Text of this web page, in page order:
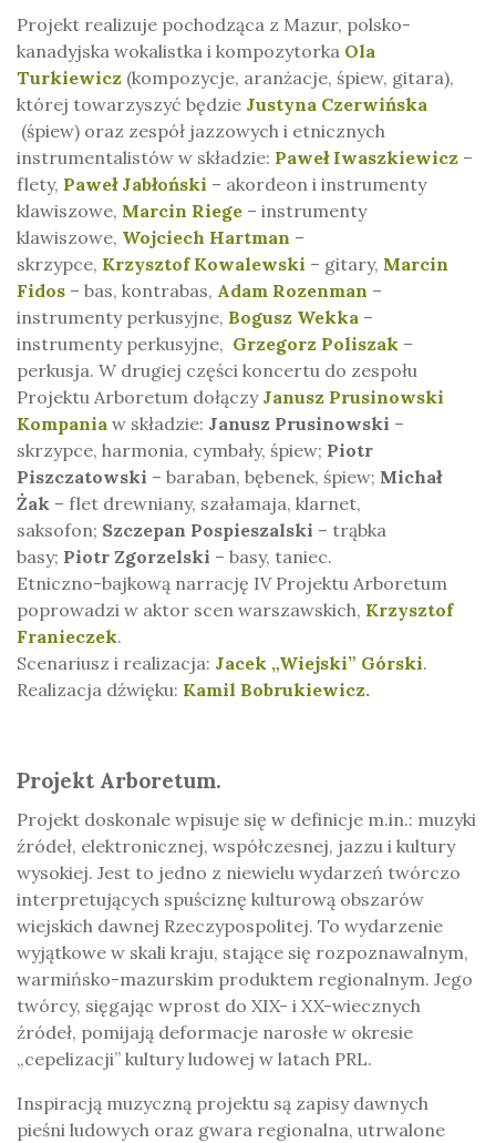
Projekt realizuje pochodząca z Mazur, polsko-
kanadyjska wokalistka i kompozytorka Ola
Turkiewicz (kompozycje, aranżacje, śpiew, gitara),
której towarzyszyć będzie Justyna Czerwińska
(śpiew) oraz zespół jazzowych i etnicznych
instrumentalistów w składzie: Paweł Iwaszkiewicz –
flety, Paweł Jabłoński – akordeon i instrumenty
klawiszowe, Marcin Riege – instrumenty
klawiszowe, Wojciech Hartman –
skrzypce, Krzysztof Kowalewski – gitary, Marcin
Fidos – bas, kontrabas, Adam Rozenman –
instrumenty perkusyjne, Bogusz Wekka –
instrumenty perkusyjne, Grzegorz Poliszak –
perkusja. W drugiej części koncertu do zespołu
Projektu Arboretum dołączy Janusz Prusinowski
Kompania w składzie: Janusz Prusinowski –
skrzypce, harmonia, cymbały, śpiew; Piotr
Piszczatowski – baraban, bębenek, śpiew; Michał
Żak – flet drewniany, szałamaja, klarnet,
saksofon; Szczepan Pospieszalski – trąbka
basy; Piotr Zgorzelski – basy, taniec.
Etniczno-bajkową narrację IV Projektu Arboretum
poprowadzi w aktor scen warszawskich, Krzysztof
Franieczek.
Scenariusz i realizacja: Jacek „Wiejski” Górski.
Realizacja dźwięku: Kamil Bobrukiewicz.
Projekt Arboretum.
Projekt doskonale wpisuje się w definicje m.in.: muzyki
źródeł, elektronicznej, współczesnej, jazzu i kultury
wysokiej. Jest to jedno z niewielu wydarzeń twórczo
interpretujących spuściznę kulturową obszarów
wiejskich dawnej Rzeczypospolitej. To wydarzenie
wyjątkowe w skali kraju, stające się rozpoznawalnym,
warmińsko-mazurskim produktem regionalnym. Jego
twórcy, sięgając wprost do XIX- i XX-wiecznych
źródeł, pomijają deformacje narosłe w okresie
„cepelizacji” kultury ludowej w latach PRL.
Inspiracją muzyczną projektu są zapisy dawnych
pieśni ludowych oraz gwara regionalna, utrwalone